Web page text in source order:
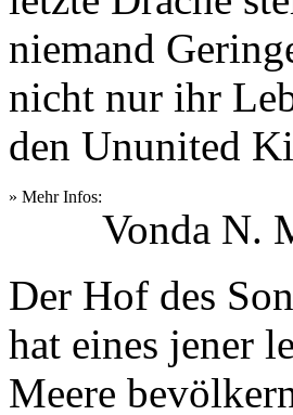
niemand
nicht nur ihr
den Ununited
» Mehr Infos:
Vonda N.
Der Hof des
hat eines jener
Meere